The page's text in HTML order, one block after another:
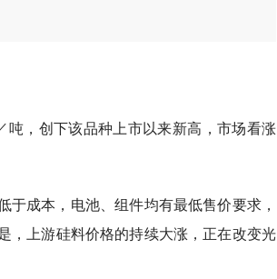
吨，创下该品种上市以来新高，市场看涨
成本，电池、组件均有最低售价要求，
，上游硅料价格的持续大涨，正在改变光